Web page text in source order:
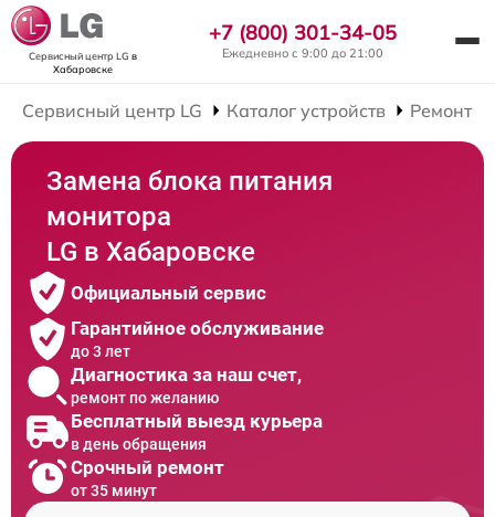
Сервисный центр LG в
Хабаровске
+7 (800) 301-34-05
Ежедневно с 9:00 до 21:00
Сервисный центр LG Каталог устройств Ремонт
Замена блока питания
монитора
LG в Хабаровске
Официальный сервис
Гарантийное обслуживание
до 3 лет
Диагностика за наш счет,
ремонт по желанию
Бесплатный выезд курьера
в день обращения
Срочный ремонт
от 35 минут